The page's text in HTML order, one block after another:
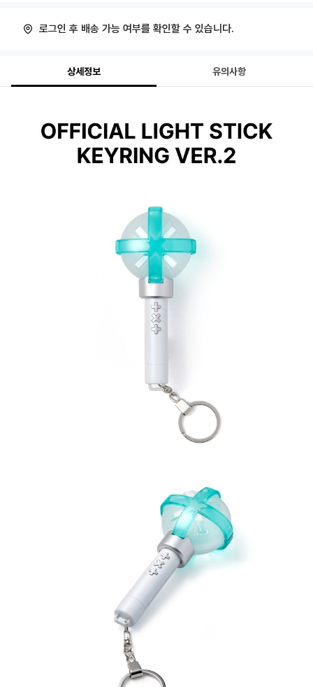
로그인 후 배송 가능 여부를 확인할 수 있습니다.
상세정보 유의사항